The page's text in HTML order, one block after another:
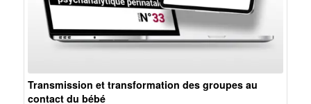
Transmission et transformation des groupes au
contact du bébé